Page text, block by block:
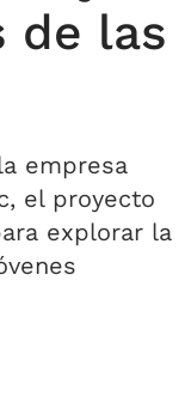
de las
empresa
el proyecto
explorar la